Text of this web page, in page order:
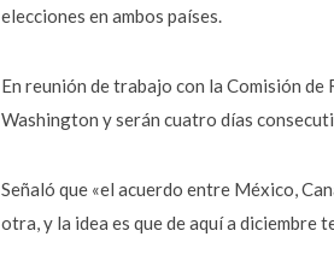
elecciones en ambos países.
En reunión de trabajo con la Comisión
Washington y serán cuatro días
Señaló que «el acuerdo entre México,
otra, y la idea es que de aquí a diciembre